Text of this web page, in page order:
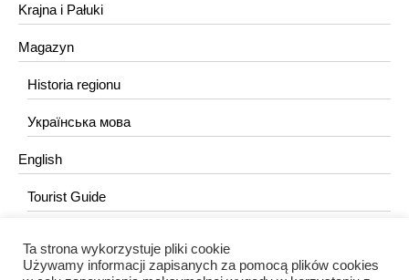
Krajna i Pałuki
Magazyn
Historia regionu
Українська мова
English
Tourist Guide
KONTAKT
Ta strona wykorzystuje pliki cookie
Używamy informacji zapisanych za pomocą plików cookies